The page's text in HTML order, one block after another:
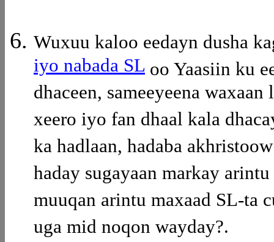
Wuxuu kaloo eedayn dusha
iyo nabada SL oo Yaasiin ku
dhaceen, sameeyeena
xeero iyo fan dhaal kala
ka hadlaan, hadaba
haday sugayaan markay
muuqan arintu maxaad SL-ta
uga mid noqon wayday?.